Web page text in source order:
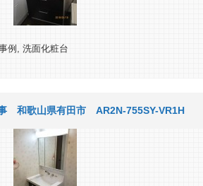
例 , 洗面化粧台
和歌山県有田市 AR2N-755SY-VR1H